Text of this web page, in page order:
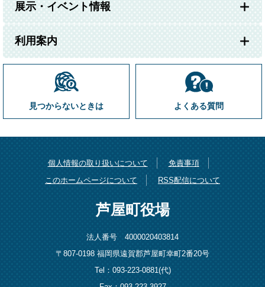
展示・イベント情報
利用案内
見つからないときは よくある質問
個人情報の取り扱いについて
免責事項
このホームページについて
RSS配信について
芦屋町役場
法人番号 4000020403814
〒807-0198 福岡県遠賀郡芦屋町幸町2番20号
Tel：093-223-0881(代)